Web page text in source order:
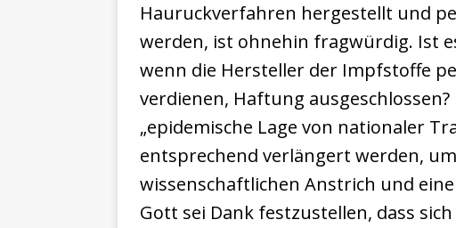
Hauruckverfahren hergestellt und
werden, ist ohnehin fragwürdig. Ist
wenn die Hersteller der Impfstoffe
verdienen, Haftung
„epidemische Lage von nationaler
entsprechend verlängert werden,
wissenschaftlichen Anstrich und
Gott sei Dank festzustellen, dass